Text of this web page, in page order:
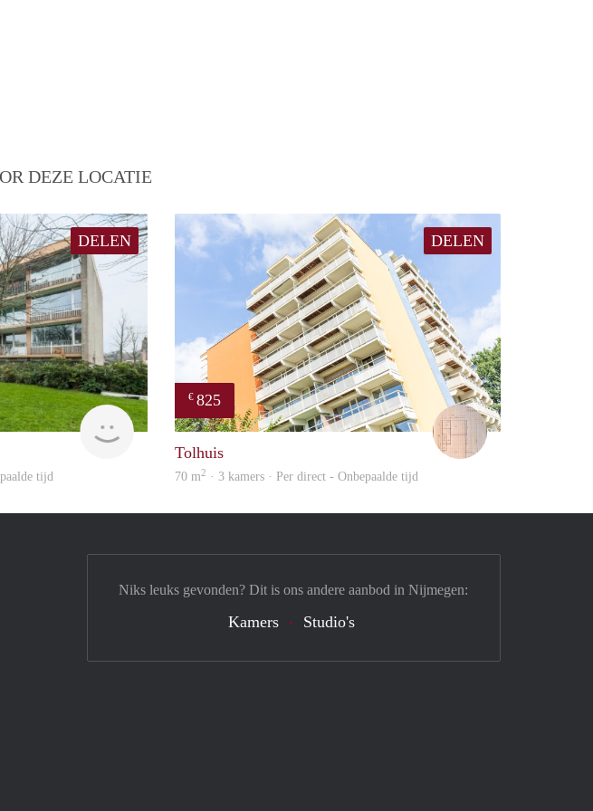
DEZE LOCATIE
DELEN
finder
tijd
DELEN
€ 825
Willy
Tolhuis
70 m2 · 3 kamers · Per direct - Onbepaalde tijd
Niks leuks gevonden? Dit is ons andere aanbod in Nijmegen:
Kamers Studio's